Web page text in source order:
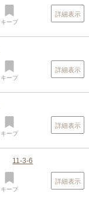
キープ
詳細表示
キープ
詳細表示
キープ
詳細表示
11-3-6
キープ
詳細表示